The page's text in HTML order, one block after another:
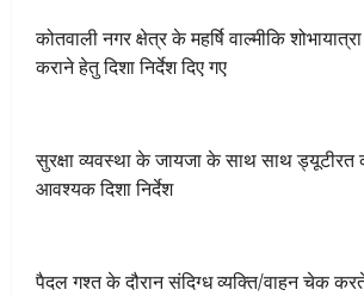
कोतवाली नगर क्षेत्र के महर्षि वाल्मीकि
कराने हेतु दिशा निर्देश दिए गए
सुरक्षा व्यवस्था के जायजा के साथ साथ ड्यूटीरत
आवश्यक दिशा निर्देश
पैदल गश्त के दौरान संदिग्ध व्यक्ति/वाहन चेक